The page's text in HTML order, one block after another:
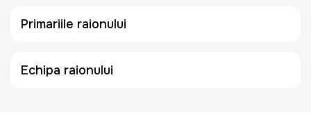
Primariile raionului
Echipa raionului